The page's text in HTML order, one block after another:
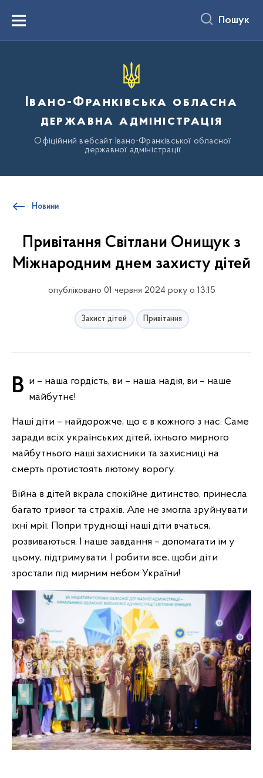
вмістуMenu Пошук
Івано-Франківська обласна
державна адміністрація
Офіційний вебсайт Івано-Франківської обласної
державної адміністрації
Новини
Привітання Світлани Онищук з
Міжнародним днем захисту дітей
опубліковано 01 червня 2024 року о 13:15
Захист дітей Привітання
Ви – наша гордість, ви – наша надія, ви – наше майбутнє!
Наші діти – найдорожче, що є в кожного з нас. Саме
заради всіх українських дітей, їхнього мирного
майбутнього наші захисники та захисниці на
смерть протистоять лютому ворогу.
Війна в дітей вкрала спокійне дитинство, принесла
багато тривог та страхів. Але не змогла зруйнувати
їхні мрії. Попри труднощі наші діти вчаться,
розвиваються. І наше завдання – допомагати їм у
цьому, підтримувати. І робити все, щоби діти
зростали під мирним небом України!